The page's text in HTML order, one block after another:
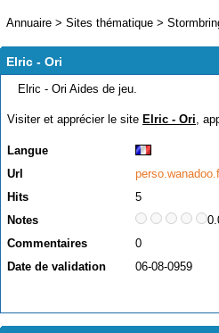
Annuaire > Sites thématique >
Elric - Ori
Elric - Ori Aides de jeu.
Visiter et apprécier le site Elric - Ori,
Langue
Url
Hits
5
Notes
Commentaires
0
Date de validation
06-08-0959